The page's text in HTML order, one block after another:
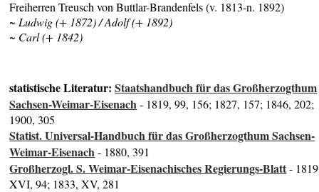
Freiherren Treusch von Buttlar-Brandenfels (v. 1813-n. 1892)
~ Ludwig (+ 1872) / Adolf (+ 1892)
~ Carl (+ 1842)
statistische Literatur:Staatshandbuch für das Großherzogthum
Sachsen-Weimar-Eisenach- 1819, 99, 156; 1827, 157; 1846, 202;
1900, 305
Statist. Universal-Handbuch für das Großherzogthum Sachsen-
Weimar-Eisenach- 1880, 391
Großherzogl. S. Weimar-Eisenachisches Regierungs-Blatt-
XVI, 94; 1833, XV, 281